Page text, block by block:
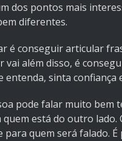
dos pontos mais
diferentes.
é conseguir articular
vai além disso, é
entenda, sinta confiança
pode falar muito bem
quem está do outro
para quem será falado.